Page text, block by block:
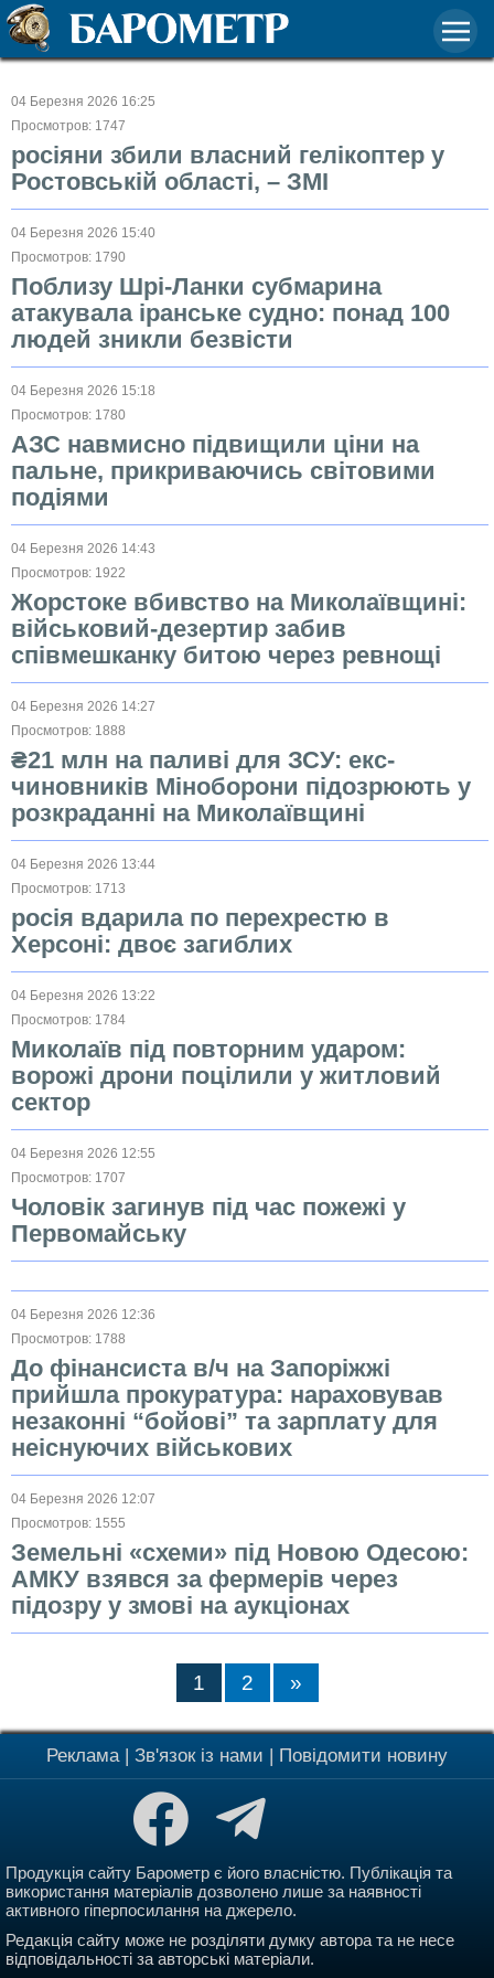
04 Березня 2026 16:25
Просмотров: 1747
росіяни збили власний гелікоптер у
Ростовській області, – ЗМІ
04 Березня 2026 15:40
Просмотров: 1790
Поблизу Шрі-Ланки субмарина
атакувала іранське судно: понад 100
людей зникли безвісти
04 Березня 2026 15:18
Просмотров: 1780
АЗС навмисно підвищили ціни на
пальне, прикриваючись світовими
подіями
04 Березня 2026 14:43
Просмотров: 1922
Жорстоке вбивство на Миколаївщині:
військовий-дезертир забив
співмешканку битою через ревнощі
04 Березня 2026 14:27
Просмотров: 1888
₴21 млн на паливі для ЗСУ: екс-
чиновників Міноборони підозрюють у
розкраданні на Миколаївщині
04 Березня 2026 13:44
Просмотров: 1713
росія вдарила по перехрестю в
Херсоні: двоє загиблих
04 Березня 2026 13:22
Просмотров: 1784
Миколаїв під повторним ударом:
ворожі дрони поцілили у житловий
сектор
04 Березня 2026 12:55
Просмотров: 1707
Чоловік загинув під час пожежі у
Первомайську
04 Березня 2026 12:36
Просмотров: 1788
До фінансиста в/ч на Запоріжжі
прийшла прокуратура: нараховував
незаконні “бойові” та зарплату для
неіснуючих військових
04 Березня 2026 12:07
Просмотров: 1555
Земельні «схеми» під Новою Одесою:
АМКУ взявся за фермерів через
підозру у змові на аукціонах
1 2 »
Реклама| Зв'язок із нами | Повідомити новину
Продукція сайту Барометр є його власністю. Публікація та
використання матеріалів дозволено лише за наявності
активного гіперпосилання на джерело.
Редакція сайту може не розділяти думку автора та не несе
відповідальності за авторські матеріали.